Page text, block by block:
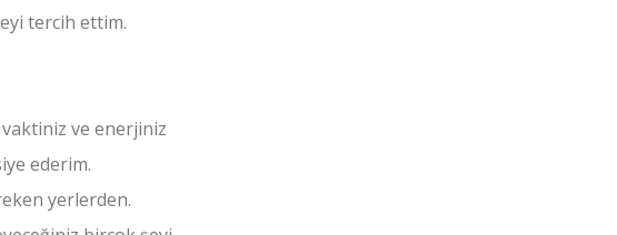
tercih ettim.
ve enerjiniz
ederim.
yerlerden.